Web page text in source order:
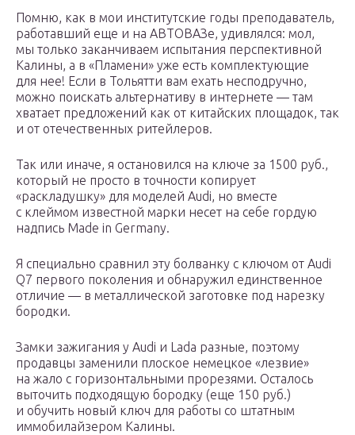
Помню, как в мои институтские годы преподаватель,
работавший еще и на АВТОВАЗе, удивлялся: мол,
мы только заканчиваем испытания перспективной
Калины, а в «Пламени» уже есть комплектующие
для нее! Если в Тольятти вам ехать несподручно,
можно поискать альтернативу в интернете — там
хватает предложений как от китайских площадок, так
и от отечественных ритейлеров.
Так или иначе, я остановился на ключе за 1500 руб.,
который не просто в точности копирует
«раскладушку» для моделей Audi, но вместе
с клеймом известной марки несет на себе гордую
надпись Made in Germany.
Я специально сравнил эту болванку с ключом от Audi
Q7 первого поколения и обнаружил единственное
отличие — в металлической заготовке под нарезку
бородки.
Замки зажигания у Audi и Lada разные, поэтому
продавцы заменили плоское немецкое «лезвие»
на жало с горизонтальными прорезями. Осталось
выточить подходящую бородку (еще 150 руб.)
и обучить новый ключ для работы со штатным
иммобилайзером Калины.